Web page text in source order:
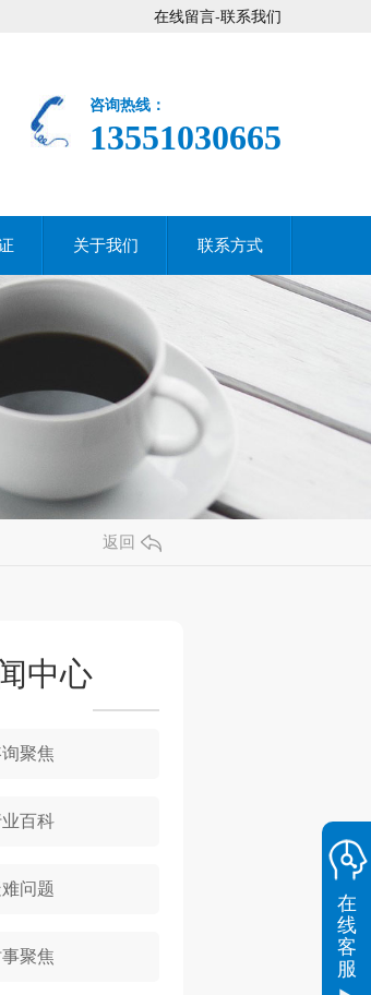
在线留言-联系我们
咨询热线：
13551030665
关于我们 联系方式
返回
中心
聚焦
百科
问题
聚焦
在
线
客
服